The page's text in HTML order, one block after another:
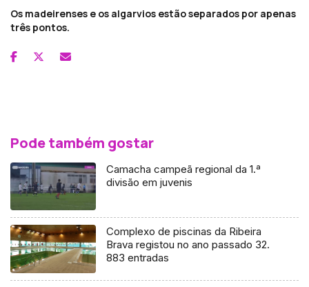
Os madeirenses e os algarvios estão separados por apenas
três pontos.
Pode também gostar
Camacha campeã regional da 1.ª
divisão em juvenis
Complexo de piscinas da Ribeira
Brava registou no ano passado 32.
883 entradas